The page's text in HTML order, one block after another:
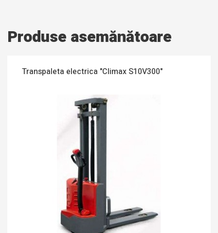
Produse asemănătoare
Transpaleta electrica "Climax S10V300"